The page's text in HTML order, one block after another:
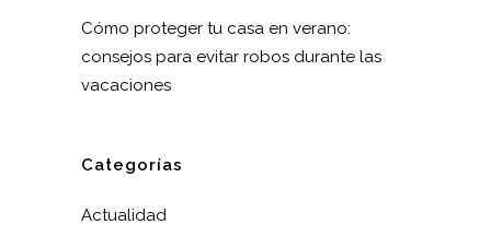
Cómo proteger tu casa en verano:
consejos para evitar robos durante las
vacaciones
Categorías
Actualidad